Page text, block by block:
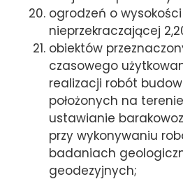
ogrodzeń o wysokości
nieprzekraczającej
obiektów
czasowego
realizacji robót
położonych na
ustawianie
przy wykonywaniu
badaniach
geodezyjnych;